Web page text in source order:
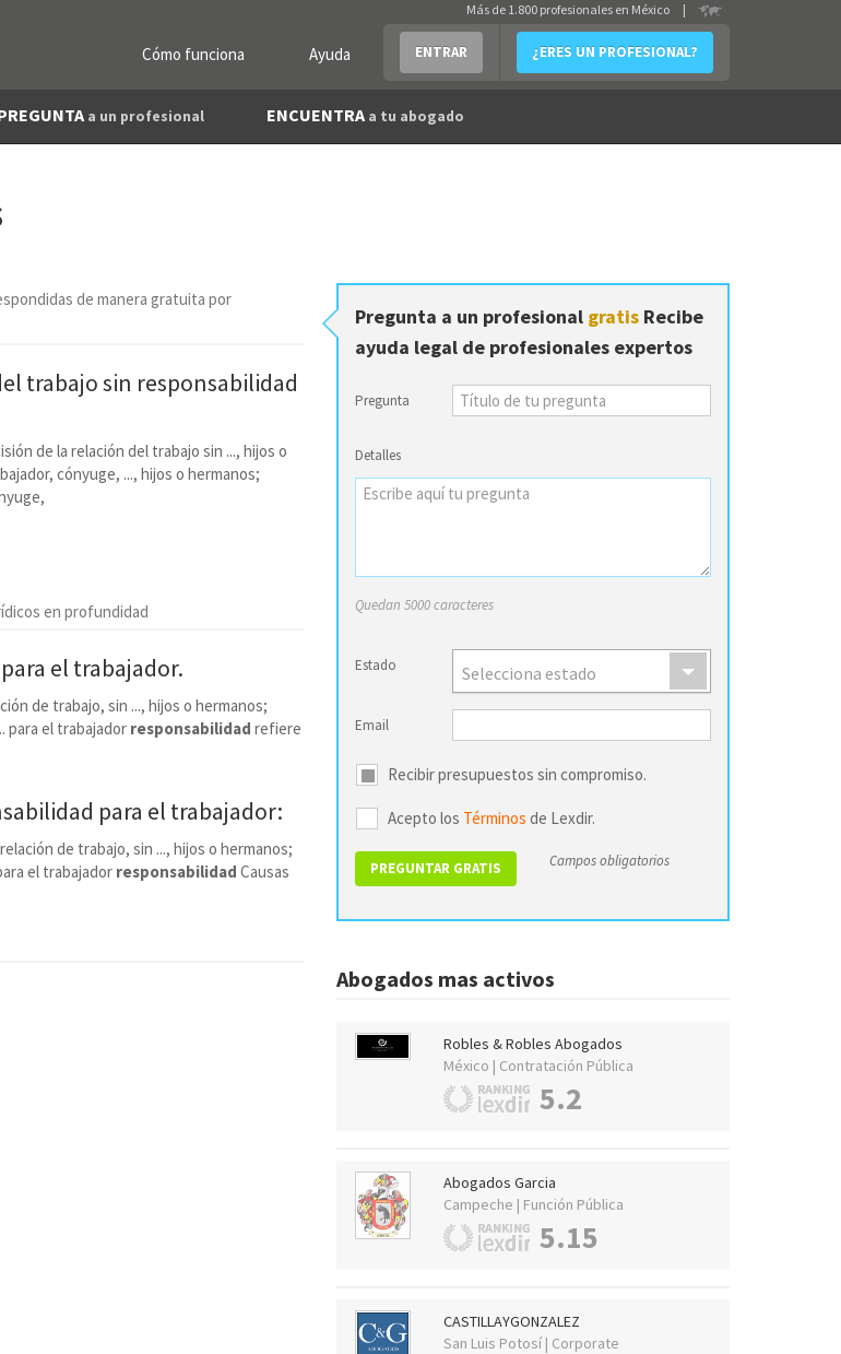
Cómo funciona Ayuda ENTRAR ¿ERES UN PROFESIONAL?
Más de 1.800 profesionales en México |
a un profesional ENCUENTRA a tu abogado
de manera gratuita por
trabajo sin responsabilidad
de la relación del trabajo sin ..., hijos o
cónyuge, ..., hijos o hermanos;
en profundidad
para el trabajador.
de trabajo, sin ..., hijos o hermanos;
para el trabajador responsabilidad refiere
para el trabajador:
de trabajo, sin ..., hijos o hermanos;
el trabajador responsabilidad Causas
Pregunta a un profesional gratis Recibe
ayuda legal de profesionales expertos
Pregunta
Detalles
Quedan 5000 caracteres
Estado Selecciona estado
Email
Recibir presupuestos sin compromiso.
Acepto los Términos de Lexdir.
Campos obligatorios
Abogados mas activos
Robles & Robles Abogados
México | Contratación Pública
5.2
Abogados Garcia
Campeche | Función Pública
5.15
CASTILLAYGONZALEZ
San Luis Potosí | Corporate